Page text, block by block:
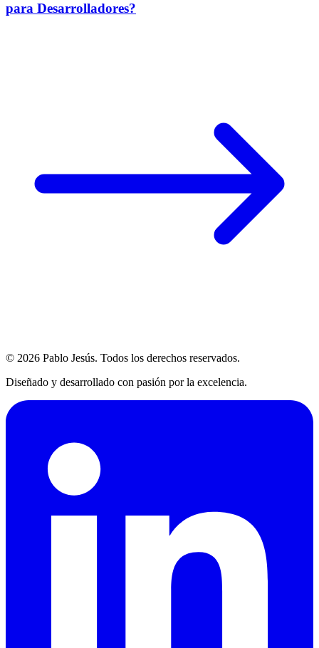
para Desarrolladores?
© 2026 Pablo Jesús. Todos los derechos reservados.
Diseñado y desarrollado con pasión por la excelencia.